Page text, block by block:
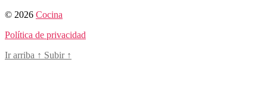
© 2026 Cocina
Política de privacidad
Ir arriba ↑ Subir ↑